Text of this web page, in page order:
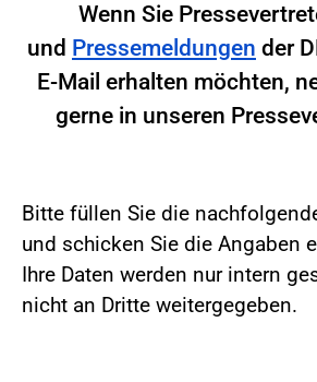
Wenn Sie
und Pressemeldungen der
E-Mail erhalten möchten,
gerne in unseren
Bitte füllen Sie die
und schicken Sie die Angaben
Ihre Daten werden nur intern
nicht an Dritte weitergegeben.